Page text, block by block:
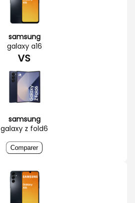
samsung
galaxy a16
VS
samsung
galaxy z fold6
Comparer